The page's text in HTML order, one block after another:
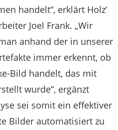
handelt“, erklärt Holz‘
Joel Frank. „Wir
anhand der in unserer
immer erkennt, ob
Bild handelt, das mit
wurde“, ergänzt
sei somit ein effektiver
Bilder automatisiert zu